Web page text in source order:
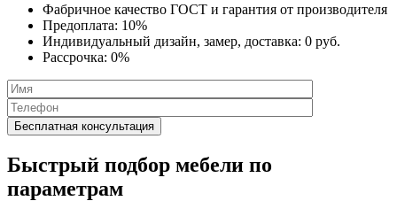
Фабричное качество ГОСТ и гарантия от производителя
Предоплата: 10%
Индивидуальный дизайн, замер, доставка: 0 руб.
Рассрочка: 0%
Быстрый подбор мебели по
параметрам